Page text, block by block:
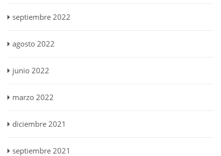
septiembre 2022
agosto 2022
junio 2022
marzo 2022
diciembre 2021
septiembre 2021